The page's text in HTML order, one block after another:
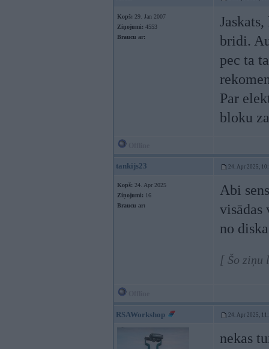
Kopš: 29. Jan 2007
Ziņojumi: 4553
Braucu ar:
bridi.
pec ta
Par
bloku
tankijs23 24. Apr 2025,
Kopš: 24. Apr 2025
Ziņojumi: 16
Braucu ar:
Abi
visādas
no
[ Šo ziņu
RSAWorkshop 24. Apr 2025,
nekas